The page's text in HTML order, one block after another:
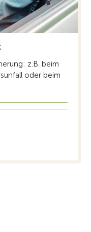
z.B. beim
oder beim